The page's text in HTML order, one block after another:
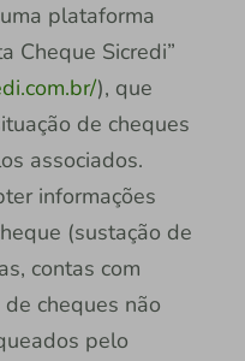
plataforma
Cheque Sicredi”
), que
de cheques
associados.
informações
(sustação de
contas com
cheques não
pelo